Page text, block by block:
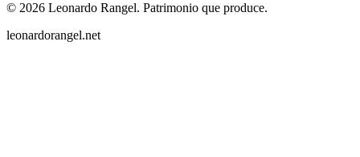
© 2026 Leonardo Rangel. Patrimonio que produce.
leonardorangel.net